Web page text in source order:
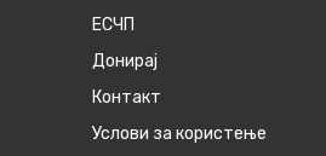
ЕСЧП
Донирај
Контакт
Услови за користење